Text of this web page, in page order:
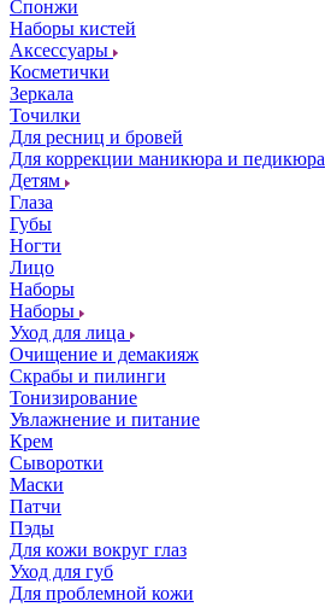
Спонжи
Наборы кистей
Аксессуары
Косметички
Зеркала
Точилки
Для ресниц и бровей
Для коррекции маникюра и педикюра
Детям
Глаза
Губы
Ногти
Лицо
Наборы
Наборы
Уход для лица
Очищение и демакияж
Скрабы и пилинги
Тонизирование
Увлажнение и питание
Крем
Сыворотки
Маски
Патчи
Пэды
Для кожи вокруг глаз
Уход для губ
Для проблемной кожи